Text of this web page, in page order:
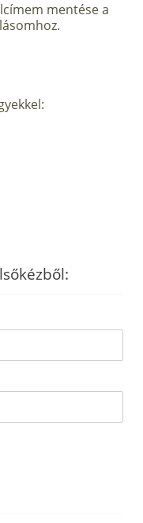
mentése a